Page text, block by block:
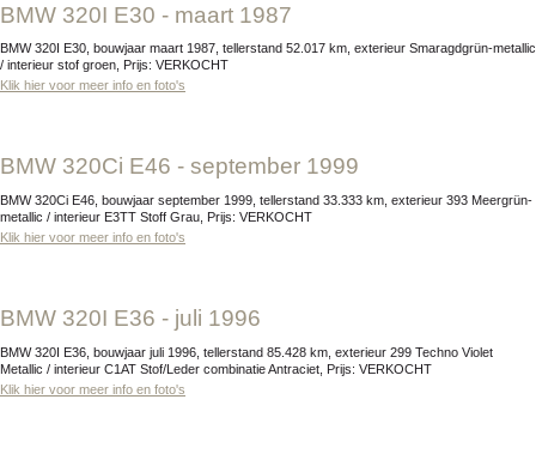
BMW 320I E30 - maart 1987
BMW 320I E30, bouwjaar maart 1987, tellerstand 52.017 km, exterieur Smaragdgrün-metallic
/ interieur stof groen, Prijs: VERKOCHT
Klik hier voor meer info en foto's
BMW 320Ci E46 - september 1999
BMW 320Ci E46, bouwjaar september 1999, tellerstand 33.333 km, exterieur 393 Meergrün-
metallic / interieur E3TT Stoff Grau, Prijs: VERKOCHT
Klik hier voor meer info en foto's
BMW 320I E36 - juli 1996
BMW 320I E36, bouwjaar juli 1996, tellerstand 85.428 km, exterieur 299 Techno Violet
Metallic / interieur C1AT Stof/Leder combinatie Antraciet, Prijs: VERKOCHT
Klik hier voor meer info en foto's